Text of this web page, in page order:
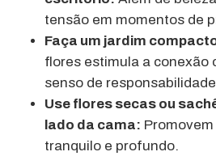
tensão em momentos de
Faça um jardim
flores estimula a conexão
senso de
Use flores secas ou
lado da cama:
tranquilo e profundo.